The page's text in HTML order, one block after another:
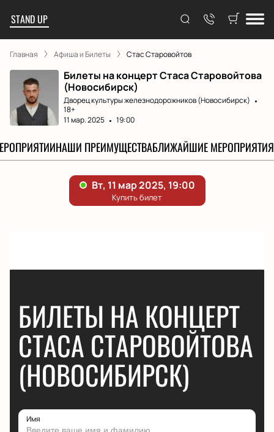
STAND UP
Главная Афиша и Билеты Стас Старовойтов
Билеты на концерт Стаса Старовойтова
(Новосибирск)
Дворец культуры железнодорожников (Новосибирск)
18+
11 мар. 2025
19:00
НАШИ ПРЕИМУЩЕСТВАБЛИЖАЙШИЕ МЕРОПРИЯТИЯ
БИЛЕТЫ НА КОНЦЕРТ
СТАСА СТАРОВОЙТОВА
(НОВОСИБИРСК)
Имя